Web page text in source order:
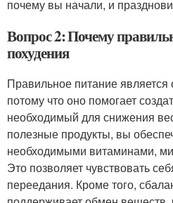
почему вы начали, и
Вопрос 2: Почему
похудения
Правильное питание является
потому что оно помогает
необходимый для снижения
полезные продукты, вы
необходимыми витаминами,
Это позволяет чувствовать
переедания. Кроме того,